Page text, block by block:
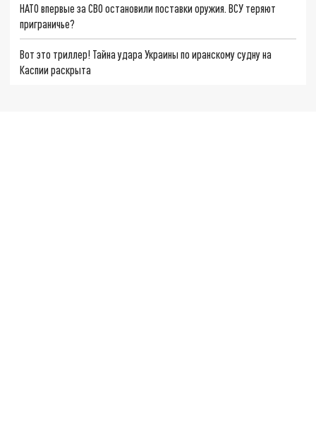
НАТО впервые за СВО остановили поставки оружия. ВСУ теряют
приграничье?
Вот это триллер! Тайна удара Украины по иранскому судну на
Каспии раскрыта